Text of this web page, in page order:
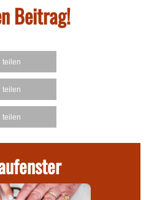
Beitrag!
teilen
teilen
teilen